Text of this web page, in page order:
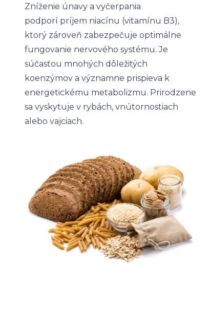
Zníženie únavy a vyčerpania
podporí príjem niacínu (vitamínu B3),
ktorý zároveň zabezpečuje optimálne
fungovanie nervového systému. Je
súčasťou mnohých dôležitých
koenzýmov a významne prispieva k
energetickému metabolizmu. Prirodzene
sa vyskytuje v rybách, vnútornostiach
alebo vajciach.